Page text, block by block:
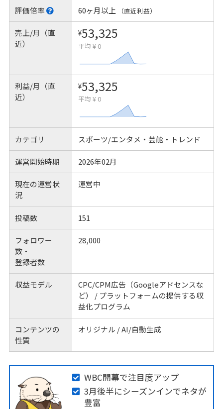
評価倍率 60ヶ月以上 （直近利益）
売上/月（直
近）
¥53,325
平均 ¥ 0
利益/月（直
近）
¥53,325
平均 ¥ 0
カテゴリ スポーツ/エンタメ・芸能・トレンド
運営開始時期 2026年02月
現在の運営状
況
運営中
投稿数 151
フォロワー
数・
登録者数
28,000
収益モデル
CPC/CPM広告（Googleアドセンスな
ど） / プラットフォームの提供する収
益化プログラム
コンテンツの
性質
オリジナル / AI/自動生成
WBC開幕で注目度アップ
3月後半にシーズンインでネタが
豊富